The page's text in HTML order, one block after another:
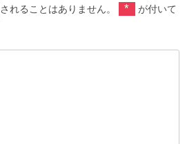
れることはありません。 *
が付いて